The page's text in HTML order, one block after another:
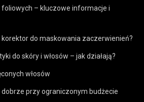
– kluczowe informacje i
do maskowania zaczerwienień?
do skóry i włosów – jak działają?
włosów
dobrze przy ograniczonym budżecie